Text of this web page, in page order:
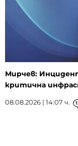
Мирчев:
критична
08.08.2026 | 14:07 ч.